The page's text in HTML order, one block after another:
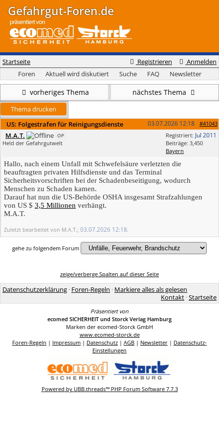
Gefahrgut-Foren.de
Registrieren Anmelden
Startseite
Foren
Aktuell wird diskutiert Suche FAQ Newsletter
vorheriges Thema nächstes Thema
Thema drucken
US: Folgestrafen für Reinigungsdienste
#41043
03.07.2026 12:18
Registriert: Jul 2011
Beiträge: 3,450
Bayern
M.A.T. OP
Held der Gefahrgutwelt
Hallo, nach einem Unfall mit Schwefelsäure verletzten die
beauftragten privaten Hilfsdienste und das Terminal
Sicherheitsvorschriften bei der Schadenbeseitigung, wodurch
Menschen zu Schaden kamen.
Darauf hat nun die US-Behörde OSHA insgesamt Strafzahlungen
von US $ 3,5 Millionen verhängt.
M.A.T.
Zuletzt bearbeitet von M.A.T.; 03.07.2026 12:18.
gehe zu folgendem Forum
zeige/verberge Spalten auf dieser Seite
Datenschutzerklärung · Foren-Regeln · Markiere alles als gelesen
Kontakt ·Startseite
Präsentiert von
ecomed SICHERHEIT und Storck Verlag Hamburg
Marken der ecomed-Storck GmbH
www.ecomed-storck.de
Foren-Regeln | Impressum | Datenschutz | AGB | Newsletter | Datenschutz-
Einstellungen
Powered by UBB.threads™ PHP Forum Software 7.7.3